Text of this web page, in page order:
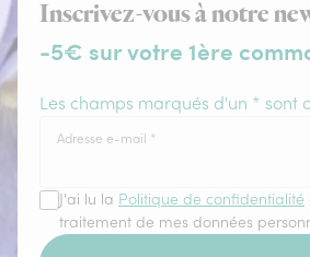
Inscrivez-vous à notre
-5€ sur votre 1ère
Les champs marqués d'un * sont
Adresse e-mail *
J'ai lu la Politique de confidentialité
traitement de mes données